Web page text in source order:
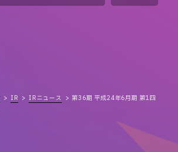
IR IRニュース
第36期 平成24年6月期 第1四